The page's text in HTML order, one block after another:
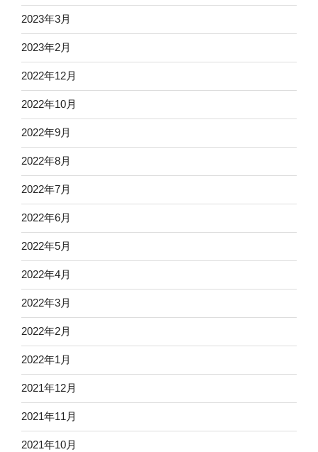
2023年3月
2023年2月
2022年12月
2022年10月
2022年9月
2022年8月
2022年7月
2022年6月
2022年5月
2022年4月
2022年3月
2022年2月
2022年1月
2021年12月
2021年11月
2021年10月